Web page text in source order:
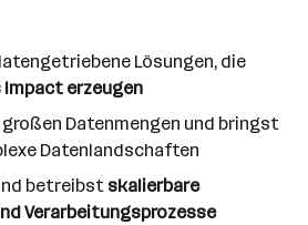
Lösungen, die
erzeugen
Datenmengen und bringst
Datenlandschaften
betreibst skalierbare
Verarbeitungsprozesse